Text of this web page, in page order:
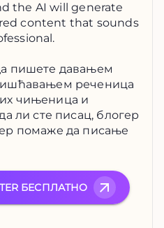
the AI will generate
content that sounds
пишете давањем
реченица
чињеница и
ли сте писац, блогер
помаже да писање
БЕСПЛАТНО